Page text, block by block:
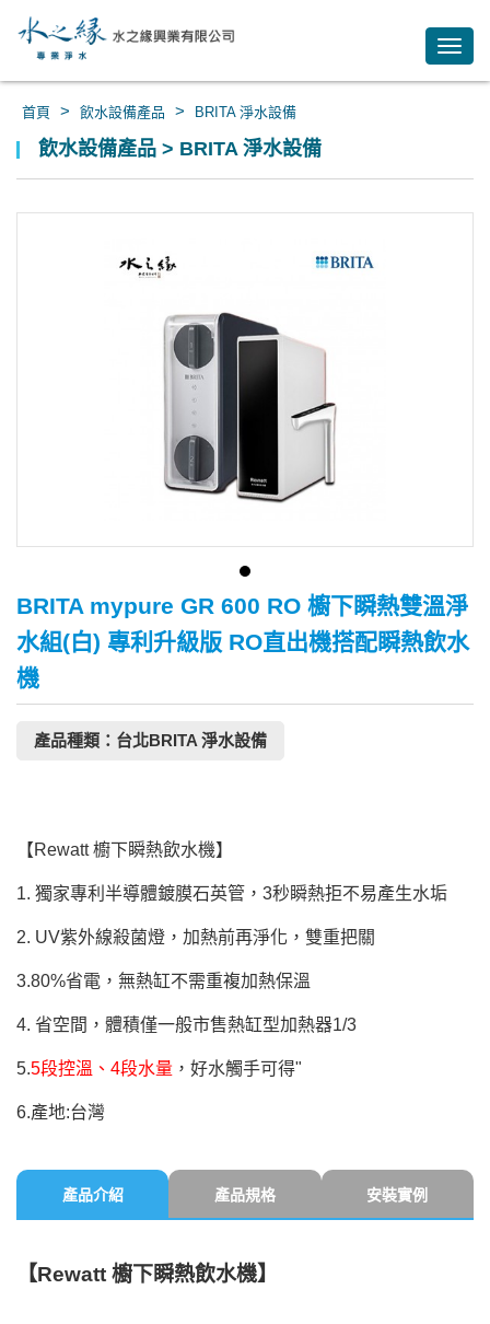
首頁 > 飲水設備產品 > BRITA 淨水設備
飲水設備產品 > BRITA 淨水設備
BRITA mypure GR 600 RO 櫥下瞬熱雙溫淨
水組(白) 專利升級版 RO直出機搭配瞬熱飲水
機
產品種類：台北BRITA 淨水設備
【Rewatt 櫥下瞬熱飲水機】
1. 獨家專利半導體鍍膜石英管，3秒瞬熱拒不易產生水垢
2. UV紫外線殺菌燈，加熱前再淨化，雙重把關
3.80%省電，無熱缸不需重複加熱保溫
4. 省空間，體積僅一般市售熱缸型加熱器1/3
5.5段控溫、4段水量 ，好水觸手可得"
6.產地:台灣
產品介紹 產品規格 安裝實例
【Rewatt 櫥下瞬熱飲水機】